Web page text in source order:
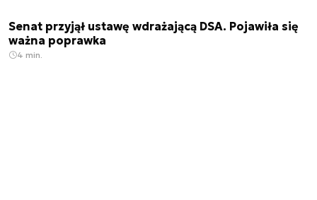
Senat przyjął ustawę wdrażającą DSA. Pojawiła się
ważna poprawka
4 min.